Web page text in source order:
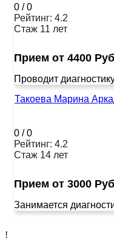
0 /0
Рейтинг: 4.2
Стаж 11 лет
Прием от 4400
Проводит
Такоева Марина
0 /0
Рейтинг: 4.2
Стаж 14 лет
Прием от 3000
Занимается
!